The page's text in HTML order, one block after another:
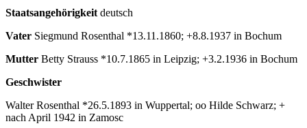
Staatsangehörigkeit deutsch
Vater Siegmund Rosenthal *13.11.1860; +8.8.1937 in Bochum
Mutter Betty Strauss *10.7.1865 in Leipzig; +3.2.1936 in Bochum
Geschwister
Walter Rosenthal *26.5.1893 in Wuppertal; oo Hilde Schwarz; +
nach April 1942 in Zamosc